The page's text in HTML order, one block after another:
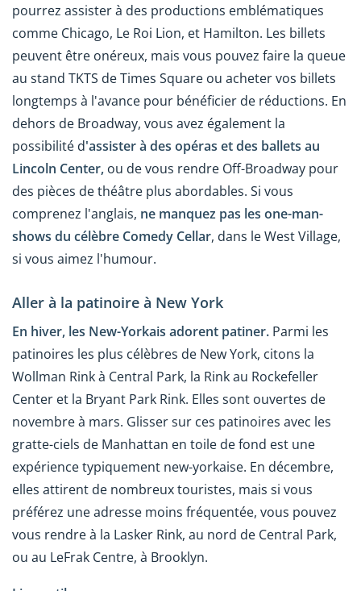
pourrez assister à des productions emblématiques
comme Chicago, Le Roi Lion, et Hamilton. Les billets
peuvent être onéreux, mais vous pouvez faire la queue
au stand TKTS de Times Square ou acheter vos billets
longtemps à l'avance pour bénéficier de réductions. En
dehors de Broadway, vous avez également la
possibilité d'assister à des opéras et des ballets au
Lincoln Center, ou de vous rendre Off-Broadway pour
des pièces de théâtre plus abordables. Si vous
comprenez l'anglais, ne manquez pas les one-man-
shows du célèbre Comedy Cellar, dans le West Village,
si vous aimez l'humour.
Aller à la patinoire à New York
En hiver, les New-Yorkais adorent patiner. Parmi les
patinoires les plus célèbres de New York, citons la
Wollman Rink à Central Park, la Rink au Rockefeller
Center et la Bryant Park Rink. Elles sont ouvertes de
novembre à mars. Glisser sur ces patinoires avec les
gratte-ciels de Manhattan en toile de fond est une
expérience typiquement new-yorkaise. En décembre,
elles attirent de nombreux touristes, mais si vous
préférez une adresse moins fréquentée, vous pouvez
vous rendre à la Lasker Rink, au nord de Central Park,
ou au LeFrak Centre, à Brooklyn.